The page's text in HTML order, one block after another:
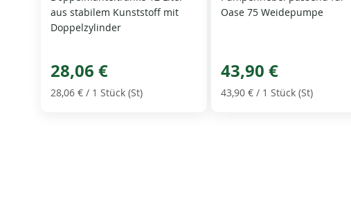
aus stabilem Kunststoff mit
Doppelzylinder
28,06 €
28,06 € / 1 Stück (St)
Oase 75 Weidepumpe
43,90 €
43,90 € / 1 Stück (St)